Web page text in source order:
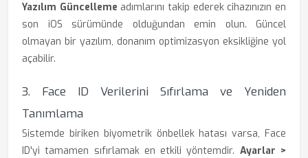
Yazılım Güncelleme adımlarını takip ederek cihazınızın en
son iOS sürümünde olduğundan emin olun. Güncel
olmayan bir yazılım, donanım optimizasyon eksikliğine yol
açabilir.
3. Face ID Verilerini Sıfırlama ve Yeniden
Tanımlama
Sistemde biriken biyometrik önbellek hatası varsa, Face
ID'yi tamamen sıfırlamak en etkili yöntemdir. Ayarlar >